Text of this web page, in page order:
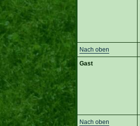
Nach oben
Gast
Nach oben